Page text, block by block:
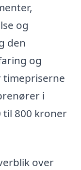
og
den
og
timepriserne
i
til 800 kroner
over